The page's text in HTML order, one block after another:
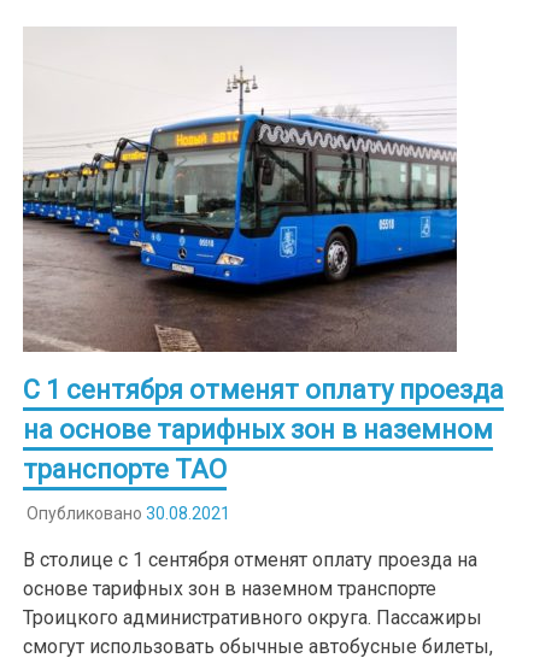
С 1 сентября отменят оплату проезда
на основе тарифных зон в наземном
транспорте ТАО
Опубликовано 30.08.2021
В столице с 1 сентября отменят оплату проезда на
основе тарифных зон в наземном транспорте
Троицкого административного округа. Пассажиры
смогут использовать обычные автобусные билеты,